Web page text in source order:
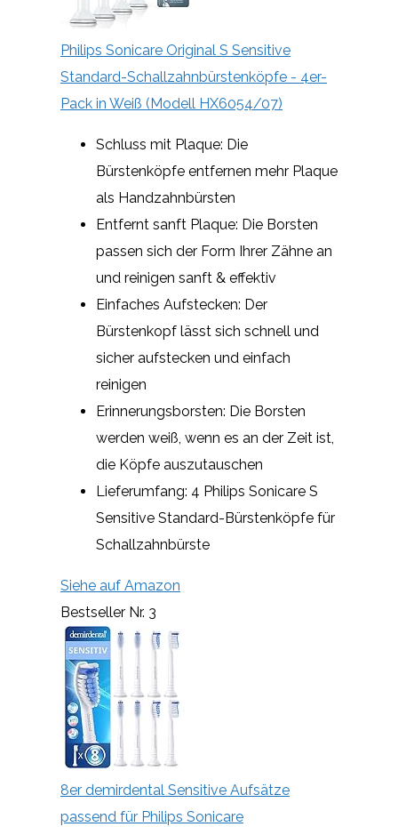
Philips Sonicare Original S Sensitive
Standard-Schallzahnbürstenköpfe - 4er-
Pack in Weiß (Modell HX6054/07)
Schluss mit Plaque: Die
Bürstenköpfe entfernen mehr Plaque
als Handzahnbürsten
Entfernt sanft Plaque: Die Borsten
passen sich der Form Ihrer Zähne an
und reinigen sanft & effektiv
Einfaches Aufstecken: Der
Bürstenkopf lässt sich schnell und
sicher aufstecken und einfach
reinigen
Erinnerungsborsten: Die Borsten
werden weiß, wenn es an der Zeit ist,
die Köpfe auszutauschen
Lieferumfang: 4 Philips Sonicare S
Sensitive Standard-Bürstenköpfe für
Schallzahnbürste
Siehe auf Amazon
Bestseller Nr. 3
8er demirdental Sensitive Aufsätze
passend für Philips Sonicare